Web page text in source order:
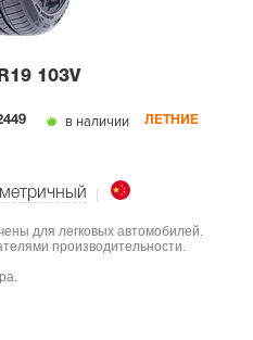
103V
в наличии ЛЕТНИЕ
для легковых автомобилей.
производительности.